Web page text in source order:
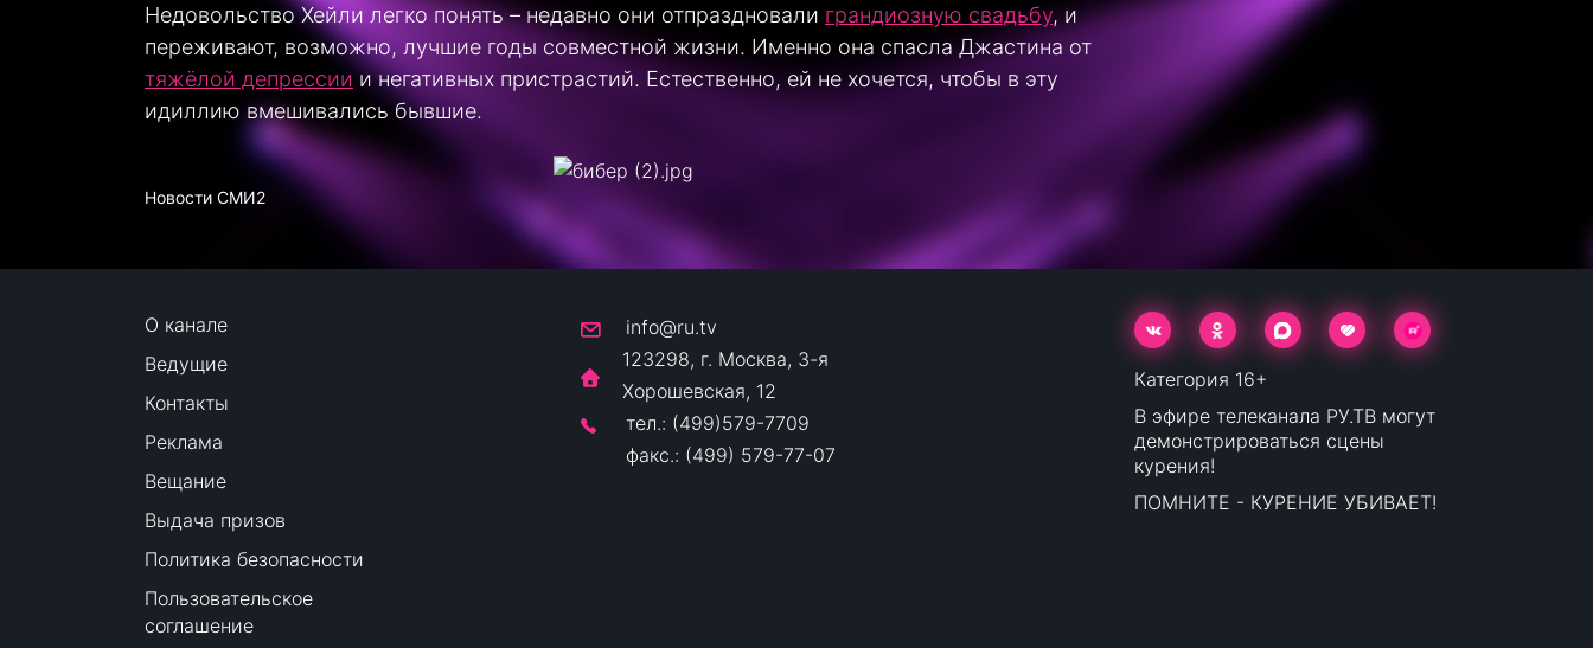
Недовольство Хейли легко понять – недавно они отпраздновали грандиозную свадьбу, и
переживают, возможно, лучшие годы совместной жизни. Именно она спасла Джастина от
тяжёлой депрессиии негативных пристрастий. Естественно, ей не хочется, чтобы в эту
идиллию вмешивались бывшие.
Новости СМИ2
О канале
Ведущие
Контакты
Реклама
Вещание
Выдача призов
Политика безопасности
Пользовательское
соглашение
info@ru.tv
123298, г. Москва, 3-я
Хорошевская, 12
тел.: (499)579-7709
факс.: (499) 579-77-07
Категория 16+
В эфире телеканала РУ.ТВ могут
демонстрироваться сцены
курения!
ПОМНИТЕ - КУРЕНИЕ УБИВАЕТ!